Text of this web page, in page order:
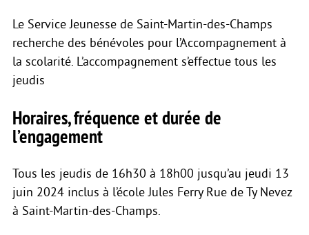
Le Service Jeunesse de Saint-Martin-des-Champs
recherche des bénévoles pour l’Accompagnement à
la scolarité. L’accompagnement s’effectue tous les
jeudis
Horaires, fréquence et durée de
l’engagement
Tous les jeudis de 16h30 à 18h00 jusqu’au jeudi 13
juin 2024 inclus à l’école Jules Ferry Rue de Ty Nevez
à Saint-Martin-des-Champs.